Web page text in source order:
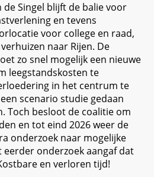
Singel blijft de balie voor
en tevens
voor college en raad,
naar Rijen. De
zo snel mogelijk een nieuwe
leegstandskosten te
in het centrum te
scenario studie gedaan
Toch besloot de coalitie om
en tot eind 2026 weer de
onderzoek naar mogelijke
onderzoek aangaf dat
en verloren tijd!